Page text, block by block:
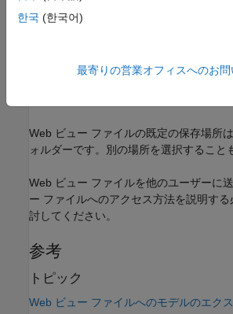
ポートするよう選択することもできます。
ファイルを含むフォルダーに、エクス
モデルの名前が付けられます。別のフ
Web ビュー ファイルの既定の保存場所
ォルダーです。別の場所を選択すること
Web ビュー ファイルを他のユーザーに
ー ファイルへのアクセス方法を説明す
討してください。
参考
トピック
Web ビュー ファイルへのモデルのエク
한국 (한국어)
最寄りの営業オフィスへのお